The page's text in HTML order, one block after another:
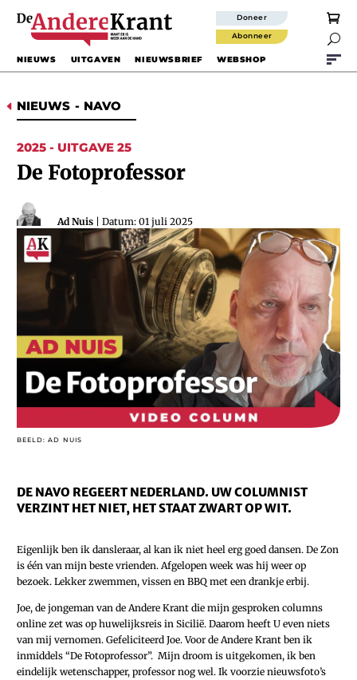
Doneer
Abonneer 
NIEUWS UITGAVEN NIEUWSBRIEF WEBSHOP
D NIEUWS - NAVO
2025 - UITGAVE 25
De Fotoprofessor
Ad Nuis | Datum: 01 juli 2025
BEELD: AD NUIS
DE NAVO REGEERT NEDERLAND. UW COLUMNIST
VERZINT HET NIET, HET STAAT ZWART OP WIT.
Eigenlijk ben ik dansleraar, al kan ik niet heel erg goed dansen. De Zon
is één van mijn beste vrienden. Afgelopen week was hij weer op
bezoek. Lekker zwemmen, vissen en BBQ met een drankje erbij.
Joe, de jongeman van de Andere Krant die mijn gesproken columns
online zet was op huwelijksreis in Sicilië. Daarom heeft U even niets
van mij vernomen. Gefeliciteerd Joe. Voor de Andere Krant ben ik
inmiddels “De Fotoprofessor”. Mijn droom is uitgekomen, ik ben
eindelijk wetenschapper, professor nog wel. Ik voorzie nieuwsfoto’s